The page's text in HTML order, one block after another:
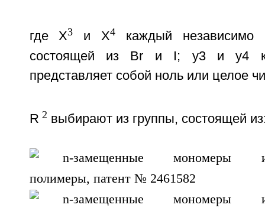
где X3 и X4
каждый независимо
состоящей из Br и I; у3 и у4
представляет собой ноль или целое
R 2 выбирают из группы, состоящей